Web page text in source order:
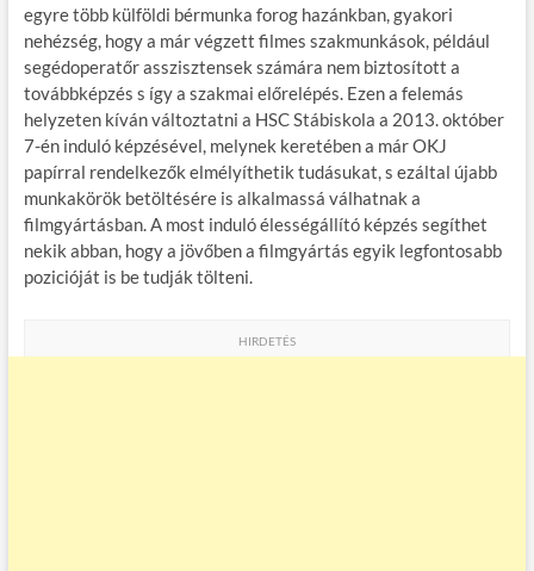
egyre több külföldi bérmunka forog hazánkban, gyakori
nehézség, hogy a már végzett filmes szakmunkások, például
segédoperatőr asszisztensek számára nem biztosított a
továbbképzés s így a szakmai előrelépés. Ezen a felemás
helyzeten kíván változtatni a HSC Stábiskola a 2013. október
7-én induló képzésével, melynek keretében a már OKJ
papírral rendelkezők elmélyíthetik tudásukat, s ezáltal újabb
munkakörök betöltésére is alkalmassá válhatnak a
filmgyártásban. A most induló élességállító képzés segíthet
nekik abban, hogy a jövőben a filmgyártás egyik legfontosabb
pozicióját is be tudják tölteni.
HIRDETÉS